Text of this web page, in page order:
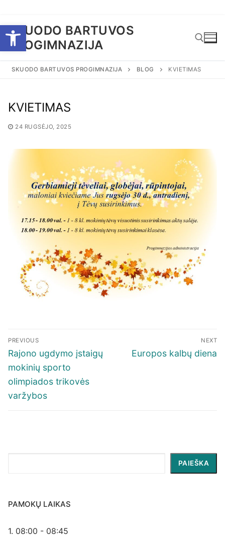
Open toolbar
prie
turinio
SKUODO BARTUVOS
PROGIMNAZIJA
SKUODO BARTUVOS PROGIMNAZIJA BLOG KVIETIMAS
KVIETIMAS
24 RUGSĖJO, 2025
Navigacija
tarp
įrašų
PREVIOUS
Previous
post:
Rajono ugdymo įstaigų
mokinių sporto
olimpiados trikovės
varžybos
NEXT
Next
Europos kalbų diena
PAIEŠKA
PAMOKŲ LAIKAS
1. 08:00 - 08:45